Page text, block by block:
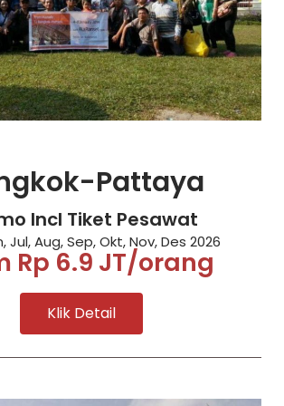
Pattaya
Incl Tiket Pesawat
Jul, Aug, Sep, Okt, Nov, Des 2026
Rp 6.9 JT/orang
Klik Detail